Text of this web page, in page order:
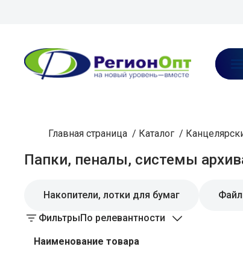
Главная страница / Каталог /
Папки, пеналы, системы
Накопители, лотки для бумаг
ФильтрыПо релевантности
Наименование товара